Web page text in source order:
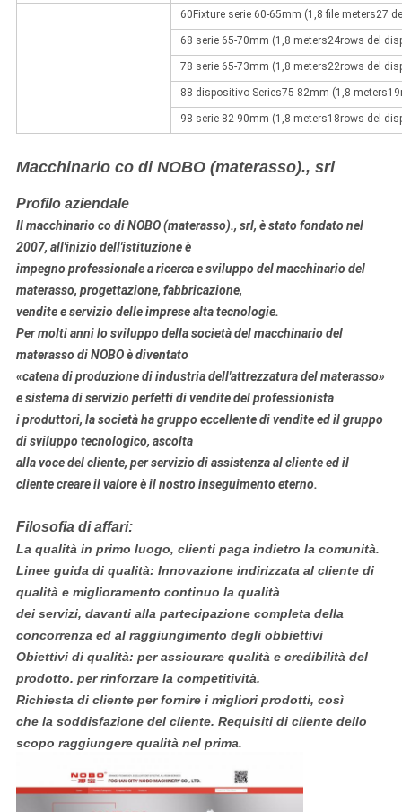
60Fixture serie 60-65mm (1,8 file meters27
68 serie 65-70mm (1,8 meters24rows del
78 serie 65-73mm (1,8 meters22rows del
88 dispositivo Series75-82mm (1,8
98 serie 82-90mm (1,8 meters18rows del
Macchinario co di NOBO (materasso)., srl
Profilo aziendale
Il macchinario co di NOBO (materasso)., srl, è stato fondato nel
2007, all'inizio dell'istituzione è
impegno professionale aricerca e sviluppodel macchinariodel
materasso, progettazione, fabbricazione,
vendite e servizio delle imprese alta tecnologie.
Per molti anni lo sviluppo della società del macchinario del
materasso di NOBO è diventato
«catena di produzione di industria dell'attrezzatura del materasso»
e sistema di servizio perfetti di vendite del professionista
i produttori, la società ha gruppo eccellente di vendite ed il gruppo
di sviluppo tecnologico, ascolta
alla voce del cliente, per servizio di assistenza al cliente ed il
cliente creare il valore è il nostro inseguimento eterno.
Filosofia di affari:
La qualità in primo luogo, clienti paga indietro la comunità.
Linee guida di qualità: Innovazione indirizzata al cliente di
qualità e miglioramento continuo la qualità
dei servizi, davanti alla partecipazione completa della
concorrenza ed al raggiungimento degli obbiettivi
Obiettivi di qualità: per assicurare qualità e credibilità del
prodotto. per rinforzare la competitività.
Richiesta di cliente per fornire i migliori prodotti, così
che la soddisfazione del cliente. Requisiti di cliente dello
scopo raggiungere qualità nel prima.